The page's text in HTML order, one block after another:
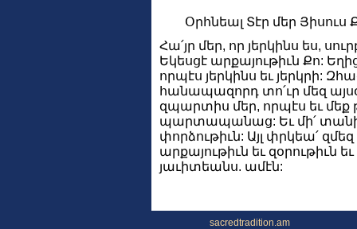
Օրհնեալ Տէր մեր Յիսուս
Հա՛յր մեր, որ յերկինս ես,
Եկեսցէ արքայութիւն Քո:
որպէս յերկինս եւ յերկրի:
հանապազորդ տո՛ւր մեզ
զպարտիս մեր, որպէս եւ մեք
պարտապանաց: Եւ մի՛
փորձութիւն: Այլ փրկեա՛
արքայութիւն եւ զօրութիւն
յաւիտեանս. ամէն:
sacredtradition.am